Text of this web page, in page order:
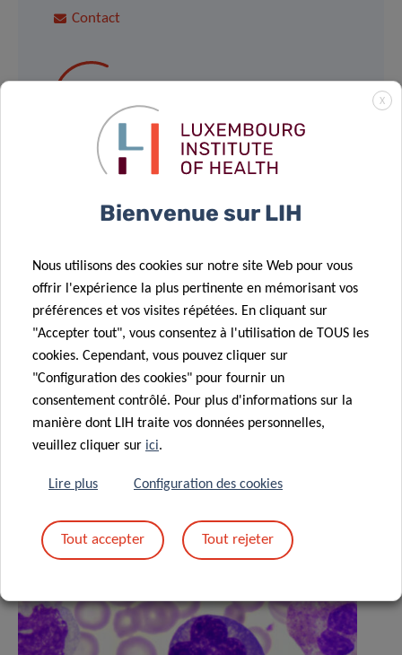
Contact
PAGGETTI
Group Leader, Tumor Stroma
Interactions
Contact
Partagez sur
Actualités associées
X
Bienvenue sur LIH
Nous utilisons des cookies sur notre site Web pour vous
offrir l'expérience la plus pertinente en mémorisant vos
préférences et vos visites répétées. En cliquant sur
"Accepter tout", vous consentez à l'utilisation de TOUS les
cookies. Cependant, vous pouvez cliquer sur
"Configuration des cookies" pour fournir un
consentement contrôlé. Pour plus d'informations sur la
manière dont LIH traite vos données personnelles,
veuillez cliquer sur ici.
Lire plus Configuration des cookies
Tout accepter Tout rejeter